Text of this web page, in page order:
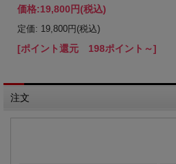
価格:19,800円(税込)
定価: 19,800円(税込)
[ポイント還元 198ポイント～]
注文